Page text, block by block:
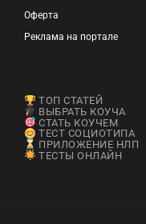
Оферта
Реклама на портале
ТОП СТАТЕЙ
ВЫБРАТЬ КОУЧА
СТАТЬ КОУЧЕМ
ТЕСТ СОЦИОТИПА
ПРИЛОЖЕНИЕ НЛП
ТЕСТЫ ОНЛАЙН